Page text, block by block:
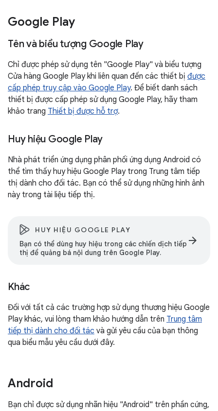
Google Play
Tên và biểu tượng Google Play
Chỉ được phép sử dụng tên "Google Play" và biểu tượng
Cửa hàng Google Play khi liên quan đến các thiết bị được
cấp phép truy cập vào Google Play. Để biết danh sách
thiết bị được cấp phép sử dụng Google Play, hãy tham
khảo trang Thiết bị được hỗ trợ.
Huy hiệu Google Play
Nhà phát triển ứng dụng phân phối ứng dụng Android có
thể tìm thấy huy hiệu Google Play trong Trung tâm tiếp
thị dành cho đối tác. Bạn có thể sử dụng những hình ảnh
này trong tài liệu tiếp thị.
HUY HIỆU GOOGLE PLAY
Bạn có thể dùng huy hiệu trong các chiến dịch tiếp
thị để quảng bá nội dung trên Google Play.
arrow_forward
Khác
Đối với tất cả các trường hợp sử dụng thương hiệu Google
Play khác, vui lòng tham khảo hướng dẫn trên Trung tâm
tiếp thị dành cho đối tác và gửi yêu cầu của bạn thông
qua biểu mẫu yêu cầu dưới đây.
Android
Bạn chỉ được sử dụng nhãn hiệu "Android" trên phần cứng,